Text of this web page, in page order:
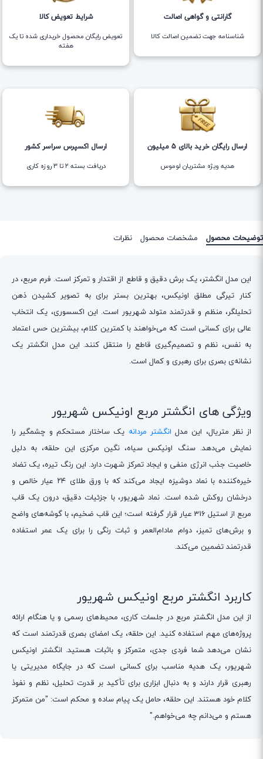
گارانتی و گواهی اصالت
شناسنامه جهت تضمین اصالت کالا
شرایط تعویض کالا
تعویض رایگان محصول خریداری شده تا یک
هفته
ارسال رایگان خرید بالای 5 میلیون
هدیه ویژه مشتریان لوموس
ارسال اکسپرس سراسر کشور
دریافت بسته ۲ تا ۳ روزه کاری
توضیحات محصول مشخصات محصول نظرات
این مدل انگشتر، یک برش دقیق و قاطع از اقتدار و تمرکز است. فرم مربع، در
کنار تیرگی مطلق اونیکس، بهترین بستر برای به تصویر کشیدن ذهن
تحلیلگر، منظم و قدرتمند متولد شهریور است. این اکسسوری، یک انتخاب
عالی برای کسانی است که می‌خواهند با کمترین کلام، بیشترین حس اعتماد
به نفس، نظم و تصمیم‌گیری قاطع را منتقل کنند. این مدل انگشتر یک
نشانه‌ی بصری برای رهبری و کمال است.
ویژگی های انگشتر مربع اونیکس شهریور
از نظر متریال، این مدل انگشتر مردانه یک ساختار مستحکم و چشمگیر را
نمایش می‌دهد. سنگ اونیکس سیاه، نگین مرکزی این حلقه، به دلیل
خاصیت جذب انرژی منفی و ایجاد تمرکز شهرت دارد. این رنگ تیره، یک تضاد
خیره‌کننده با نماد دوشیزه ایجاد می‌کند که با ورق طلای ۲۴ عیار خالص و
درخشان روکش شده است. نماد شهریور، با جزئیات دقیق، درون یک قاب
مربع از استیل 316 عیار قرار گرفته است؛ این قاب ضخیم، با گوشه‌های واضح
و برش‌های تمیز، دوام مادام‌العمر و ثبات رنگی را برای یک عمر استفاده
قدرتمند تضمین می‌کند.
کاربرد انگشتر مربع اونیکس شهریور
از این مدل انگشتر مربع در جلسات کاری، محیط‌های رسمی و یا هنگام ارائه
پروژه‌های مهم استفاده کنید. این حلقه، یک امضای بصری قدرتمند است که
نشان می‌دهد شما فردی جدی، متمرکز و باثبات هستید. انگشتر اونیکس
شهریور، یک هدیه مناسب برای کسانی است که در جایگاه مدیریتی یا
رهبری قرار دارند و به دنبال ابزاری برای تأکید بر قدرت تحلیل، نظم و نفوذ
کلام خود هستند. این حلقه، حامل یک پیام ساده و محکم است: "من متمرکز
هستم و می‌دانم چه می‌خواهم."